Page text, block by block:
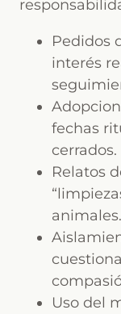
Pedidos
interés
fechas
cerrados.
Relatos
animales.
Uso del